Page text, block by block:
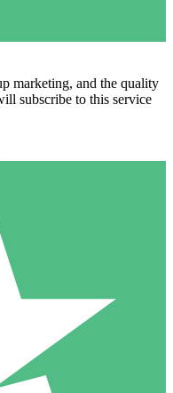
marketing, and the quality
subscribe to this service